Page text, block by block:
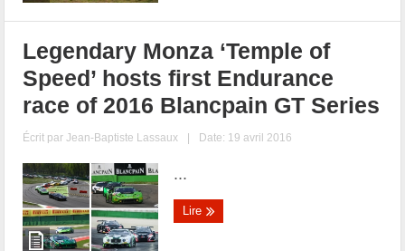
Legendary Monza ‘Temple of
Speed’ hosts first Endurance
race of 2016 Blancpain GT Series
Écrit parJean-Baptiste Lassaux | Date: 19 avril 2016
...
Lire